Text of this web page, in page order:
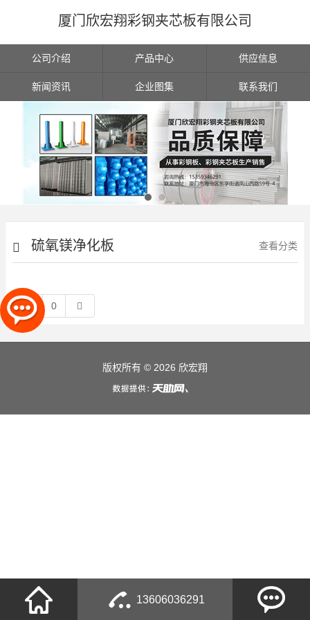
厦门欣宏翔彩钢夹芯板有限公司
公司介绍 产品中心 供应信息
新闻资讯 企业图集 联系我们
硫氧镁净化板 查看分类
0
13606036291
版权所有 © 2026 欣宏翔